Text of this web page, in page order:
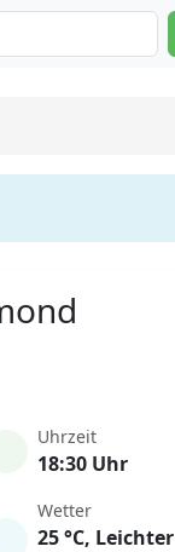
Uhrzeit
18:30 Uhr
Wetter
25 °C, Leichter